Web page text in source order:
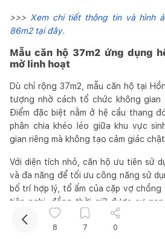
>>> Xem chi tiết thông tin và hình
86m2 tại đây.
Mẫu căn hộ 37m2 ứng dụng
mở linh hoạt
Dù chỉ rộng 37m2, mẫu căn hộ tại
tượng nhờ cách tổ chức không gian
Điểm đặc biệt nằm ở hệ cầu thang
phân chia khéo léo giữa khu vực
gian riêng mà không tạo cảm giác
Với diện tích nhỏ, căn hộ ưu tiên sử
và đa năng để tối ưu công năng sử
bố trí hợp lý, tổ ấm của cặp vợ
tiện nghi, đồng thời giữ được sự
cần thiết.
8 7 0
Kết nối
Mua